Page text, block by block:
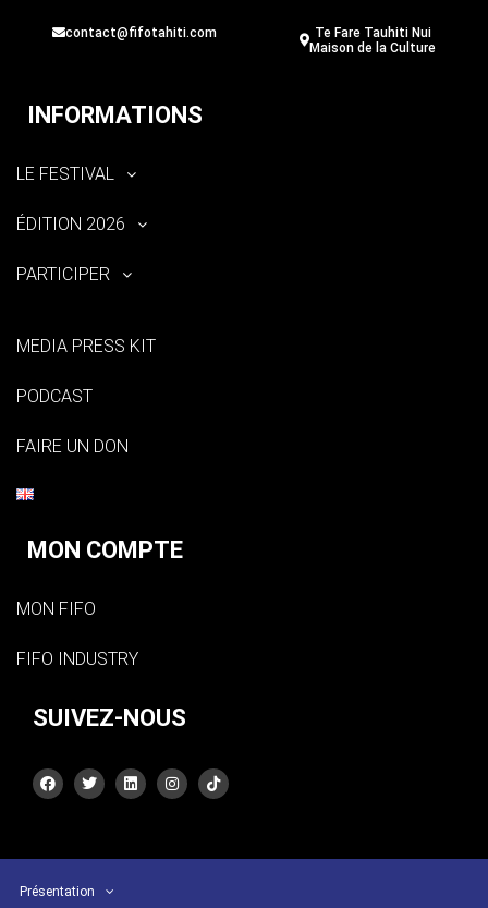
contact@fifotahiti.com
Te Fare Tauhiti Nui
Maison de la Culture
INFORMATIONS
LE FESTIVAL
ÉDITION 2026
PARTICIPER
MEDIA PRESS KIT
PODCAST
FAIRE UN DON
MON COMPTE
MON FIFO
FIFO INDUSTRY
SUIVEZ-NOUS
Présentation